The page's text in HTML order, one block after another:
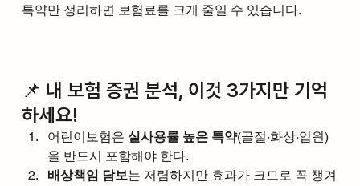
특약만 정리하면 보험료를 크게 줄일 수 있습니다.
📌 내 보험 증권 분석, 이것 3가지만 기억
하세요!
어린이보험은 실사용률 높은 특약(골절·화상·입원)
을 반드시 포함해야 한다.
배상책임 담보는 저렴하지만 효과가 크므로 꼭 챙겨